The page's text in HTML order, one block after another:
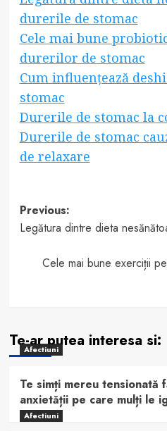
durerile de stomac
Cele mai bune
durerilor de stomac
Cum influențează
stomac
Durerile de stomac la
Durerile de stomac
de relaxare
Post
navigation
Previous:
Legătura dintre dieta
Cele mai bune exerciții
Te-ar putea interesa si:
Afectiuni
Te simți mereu tensionată
anxietății pe care mulți le
Afectiuni